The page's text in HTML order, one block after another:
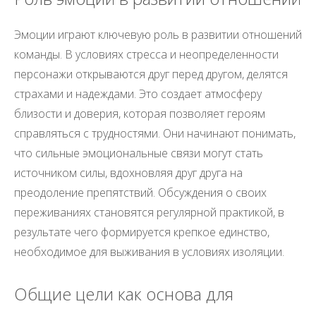
Эмоции играют ключевую роль в развитии отношений
команды. В условиях стресса и неопределенности
персонажи открываются друг перед другом, делятся
страхами и надеждами. Это создает атмосферу
близости и доверия, которая позволяет героям
справляться с трудностями. Они начинают понимать,
что сильные эмоциональные связи могут стать
источником силы, вдохновляя друг друга на
преодоление препятствий. Обсуждения о своих
переживаниях становятся регулярной практикой, в
результате чего формируется крепкое единство,
необходимое для выживания в условиях изоляции.
Общие цели как основа для